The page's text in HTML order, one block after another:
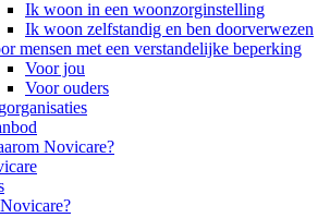
Ik woon in een woonzorginstelling
Ik woon zelfstandig en ben doorverwezen
mensen met een verstandelijke beperking
Voor jou
Voor ouders
Novicare?